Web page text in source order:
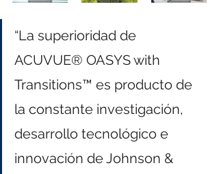
“La superioridad de
ACUVUE® OASYS with
Transitions™ es producto de
la constante investigación,
desarrollo tecnológico e
innovación de Johnson &